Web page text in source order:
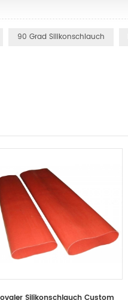
90 Grad Silikonschlauch